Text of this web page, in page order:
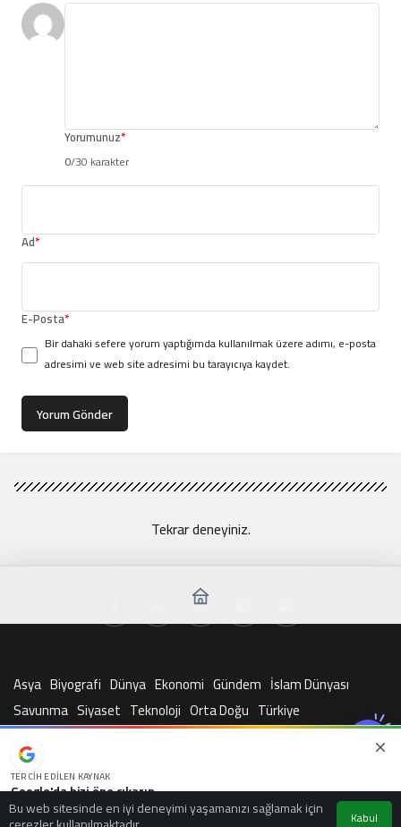
Yorumunuz*
0/30 karakter
Ad*
E-Posta*
Bir dahaki sefere yorum yaptığımda kullanılmak üzere adımı, e-posta
adresimi ve web site adresimi bu tarayıcıya kaydet.
Yorum Gönder
Tekrar deneyiniz.
Bu web sitesinde en iyi deneyimi yaşamanızı sağlamak için Kabul
Asya Biyografi Dünya Ekonomi Gündem İslam Dünyası
Savunma Siyaset Teknoloji Orta Doğu Türkiye
© Telif Hakkı 2026, Tüm Hakları Saklıdır
TERCIH EDILEN KAYNAK
Google'da bizi öne çıkarın
Kaynağı Ekle